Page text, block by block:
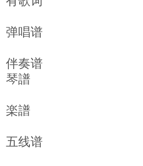
弹唱谱
伴奏谱
琴譜
楽譜
五线谱